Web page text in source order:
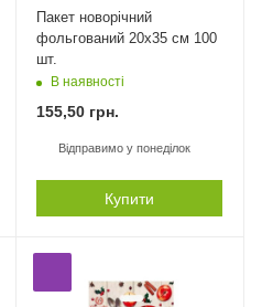
Пакет новорічний
фольгований 20х35 см 100
шт.
В наявності
155,50грн.
Відправимо у понеділок
Купити